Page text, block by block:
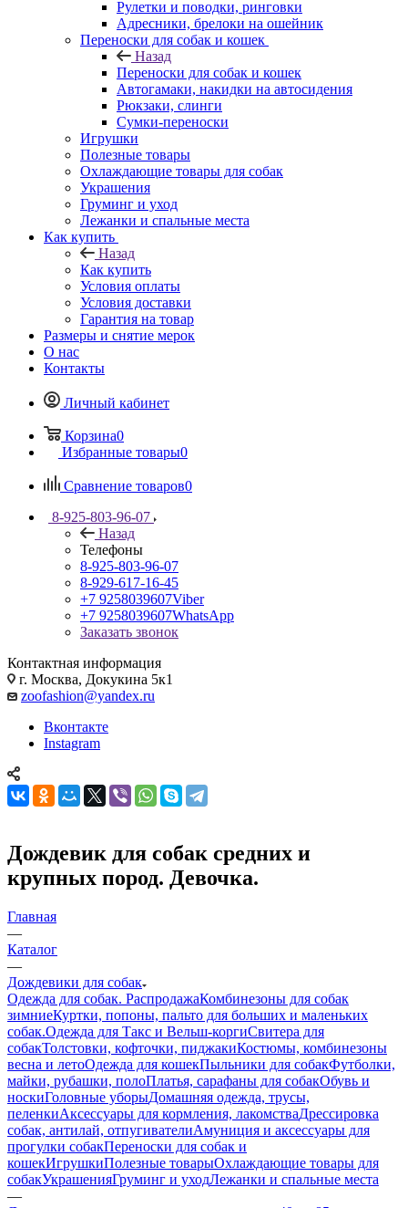
Рулетки и поводки, ринговки
Адресники, брелоки на ошейник
Переноски для собак и кошек
Назад
Переноски для собак и кошек
Автогамаки, накидки на автосидения
Рюкзаки, слинги
Сумки-переноски
Игрушки
Полезные товары
Охлаждающие товары для собак
Украшения
Груминг и уход
Лежанки и спальные места
Как купить
Назад
Как купить
Условия оплаты
Условия доставки
Гарантия на товар
Размеры и снятие мерок
О нас
Контакты
Личный кабинет
Корзина0
Избранные товары0
Сравнение товаров0
8-925-803-96-07
Назад
Телефоны
8-925-803-96-07
8-929-617-16-45
+7 9258039607Viber
+7 9258039607WhatsApp
Заказать звонок
Контактная информация
г. Москва, Докукина 5к1
zoofashion@yandex.ru
Вконтакте
Instagram
Дождевик для собак средних и
крупных пород. Девочка.
Главная
—
Каталог
—
Дождевики для собак
Одежда для собак. РаспродажаКомбинезоны для собак
зимниеКуртки, попоны, пальто для больших и маленьких
собак.Одежда для Такс и Вельш-коргиСвитера для
собакТолстовки, кофточки, пиджакиКостюмы, комбинезоны
весна и летоОдежда для кошекПыльники для собакФутболки,
майки, рубашки, полоПлатья, сарафаны для собакОбувь и
носкиГоловные уборыДомашняя одежда, трусы,
пеленкиАксессуары для кормления, лакомстваДрессировка
собак, антилай, отпугивателиАмуниция и аксессуары для
прогулки собакПереноски для собак и
кошекИгрушкиПолезные товарыОхлаждающие товары для
собакУкрашенияГруминг и уходЛежанки и спальные места
—